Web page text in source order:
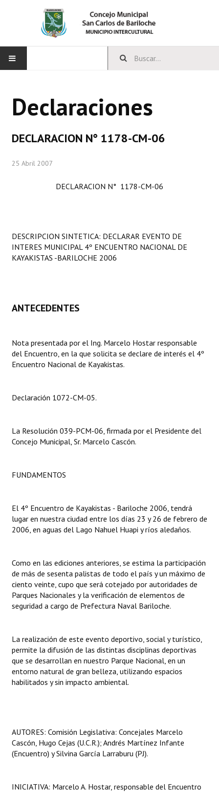
CONCEJO
Comisiones Especiales
LEGISLACIÓN
Carta Orgánica 2007
Digesto
DOCUMENTOS
Proyectos Presentados
Actas de Sesión
Ejecución Presupuestaria
NORMATIVA
Comunicaciones
Declaraciones
Resoluciones de Presidencia
INSTITUCIONAL
Antiguos Pobladores
Datos Históricos
Audiencias Públicas - Registro
Declaraciones
DECLARACION N° 1178-CM-06
25 Abril 2007
DECLARACION N° 1178-CM-06
DESCRIPCION SINTETICA: DECLARAR EVENTO DE
INTERES MUNICIPAL 4º ENCUENTRO NACIONAL DE
KAYAKISTAS -BARILOCHE 2006
ANTECEDENTES
Nota presentada por el Ing. Marcelo Hostar responsable
del Encuentro, en la que solicita se declare de interés el 4º
Encuentro Nacional de Kayakistas.
Declaración 1072-CM-05.
La Resolución 039-PCM-06, firmada por el Presidente del
Concejo Municipal, Sr. Marcelo Cascón.
FUNDAMENTOS
El 4º Encuentro de Kayakistas - Bariloche 2006, tendrá
lugar en nuestra ciudad entre los días 23 y 26 de febrero de
2006, en aguas del Lago Nahuel Huapi y ríos aledaños.
Como en las ediciones anteriores, se estima la participación
de más de sesenta palistas de todo el país y un máximo de
ciento veinte, cupo que será cotejado por autoridades de
Parques Nacionales y la verificación de elementos de
seguridad a cargo de Prefectura Naval Bariloche.
La realización de este evento deportivo, social y turístico,
permite la difusión de las distintas disciplinas deportivas
que se desarrollan en nuestro Parque Nacional, en un
entorno natural de gran belleza, utilizando espacios
habilitados y sin impacto ambiental.
AUTORES: Comisión Legislativa: Concejales Marcelo
Cascón, Hugo Cejas (U.C.R.); Andrés Martínez Infante
(Encuentro) y Silvina García Larraburu (PJ).
INICIATIVA: Marcelo A. Hostar, responsable del Encuentro